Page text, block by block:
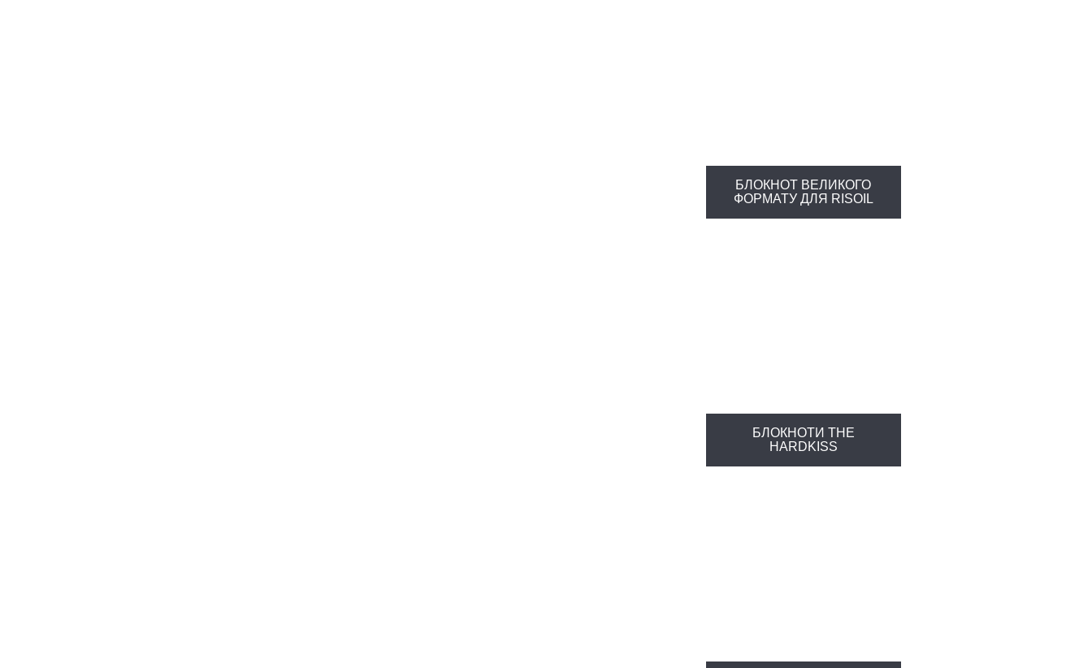
БЛОКНОТ ВЕЛИКОГО
ФОРМАТУ ДЛЯ RISOIL
БЛОКНОТИ THE
HARDKISS